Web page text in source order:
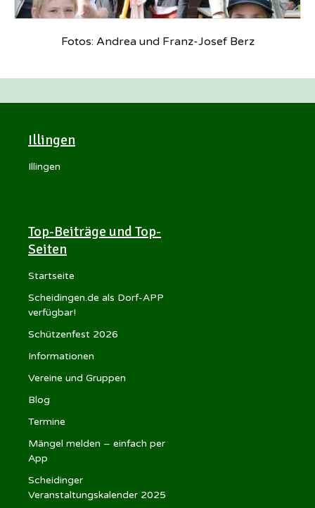
Fotos: Andrea und Franz-Josef Berz
Illingen
Illingen
Top-Beiträge und Top-
Seiten
Startseite
Scheidingen.de als Dorf-APP
verfügbar!
Schützenfest 2026
Informationen
Vereine und Gruppen
Blog
Termine
Mängel melden – einfach per
App
Scheidinger
Veranstaltungskalender 2025